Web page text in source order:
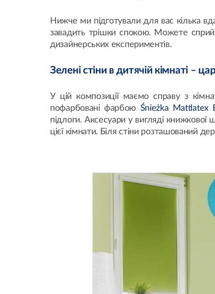
Нижче ми підготували для вас кілька
завадить трішки спокою. Можете
дизайнерських експериментів.
Зелені стіни в дитячій кімнаті –
У цій композиції маємо справу з
пофарбовані фарбою Śnieżka Mattlatex
підлоги. Аксесуари у вигляді
цієї кімнати. Біля стіни розташований